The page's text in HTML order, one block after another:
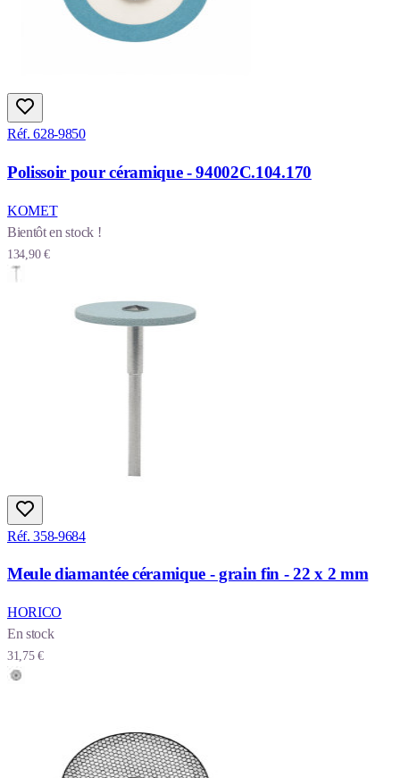
Réf. 628-9850
Polissoir pour céramique - 94002C.104.170
KOMET
Bientôt en stock !
134,90 €
Réf. 358-9684
Meule diamantée céramique - grain fin - 22 x 2 mm
HORICO
En stock
31,75 €